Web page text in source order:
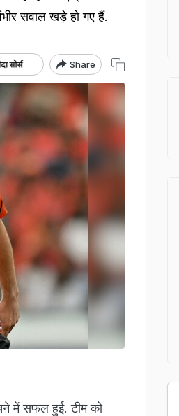
सवाल खड़े हो गए हैं.
Share
में सफल हुई. टीम को